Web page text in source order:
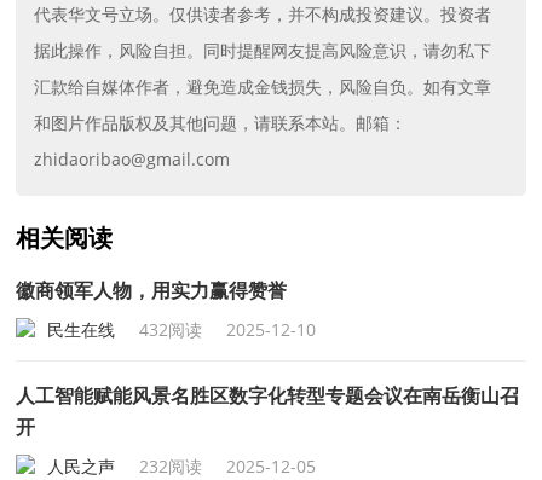
代表华文号立场。仅供读者参考，并不构成投资建议。投资者
据此操作，风险自担。同时提醒网友提高风险意识，请勿私下
汇款给自媒体作者，避免造成金钱损失，风险自负。如有文章
和图片作品版权及其他问题，请联系本站。邮箱：
zhidaoribao@gmail.com
相关阅读
徽商领军人物，用实力赢得赞誉
民生在线 432阅读 2025-12-10
人工智能赋能风景名胜区数字化转型专题会议在南岳衡山召
开
人民之声 232阅读 2025-12-05